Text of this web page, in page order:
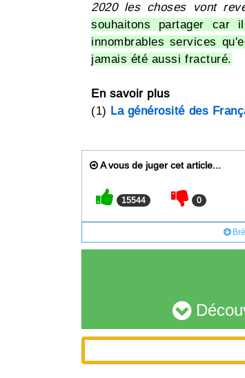
2020 les choses vont
souhaitons partager
innombrables services
jamais été aussi fracturé.
En savoir plus
(1) La générosité des
A vous de juger cet article...
15544 0